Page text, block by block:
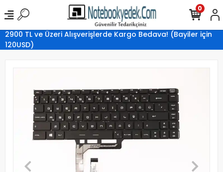
2900 TL ve Üzeri Alışverişlerde Kargo Bedava! (Bayiler için
120USD)
0